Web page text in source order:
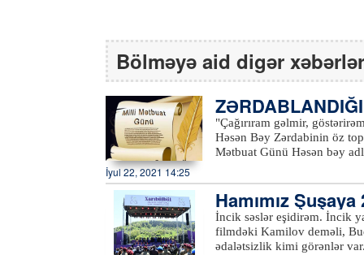
Bölməyə aid digər xəbərlər
"Çağırıram gəlmir,
Həsən Bəy Zərdabinin öz
Mətbuat Günü Həsən bəy
Kürəmizi aydınladır. 1875-ci ildə Gün işığına çıxan "Əkinçi" kodu altında öz tükənməz
enerjisi ilə şumladığı
Düşünürdü ki, Günəş varsa,
yetkin bir toplum yetişsin.
yaşadığı, anladığı dinin
İyul 22, 2021 14:25
Hamımız
İncik səslər eşidirəm. İncik
filmdəki Kamilov deməli,
ədalətsizlik kimi görənlər